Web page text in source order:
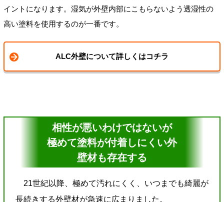
イントになります。湿気が外壁内部にこもらないよう透湿性の
高い塗料を使用するのが一番です。
ALC外壁について詳しくはコチラ
相性が悪いわけではないが
極めて塗料が付着しにくい外
壁材も存在する
21世紀以降、極めて汚れにくく、いつまでも綺麗が
長続きする外壁材が急速に広まりました。